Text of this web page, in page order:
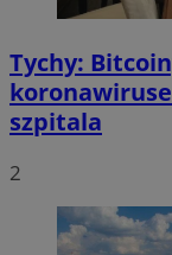
Tychy:
szpitala
2